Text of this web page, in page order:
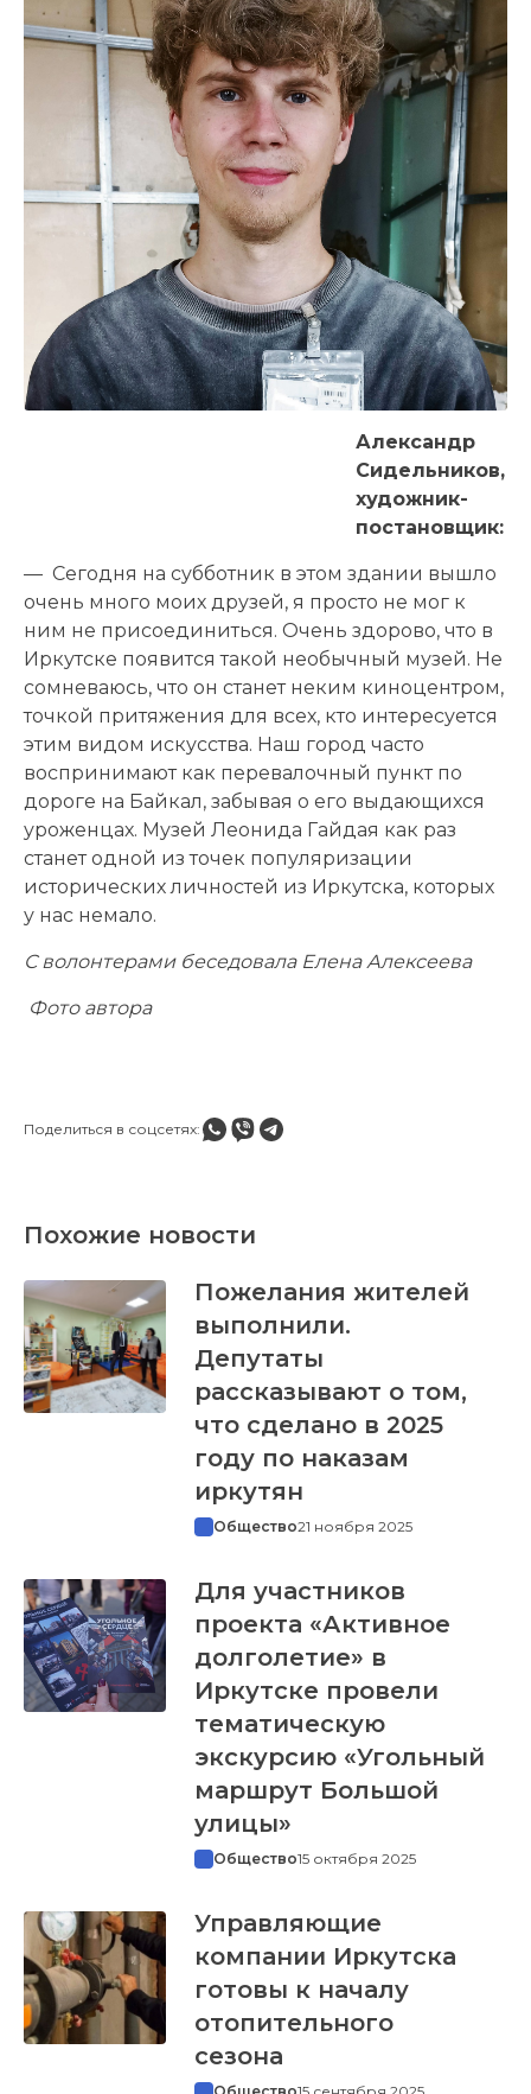
Александр
Сидельников,
художник-
постановщик:
— Сегодня на субботник в этом здании вышло
очень много моих друзей, я просто не мог к
ним не присоединиться. Очень здорово, что в
Иркутске появится такой необычный музей. Не
сомневаюсь, что он станет неким киноцентром,
точкой притяжения для всех, кто интересуется
этим видом искусства. Наш город часто
воспринимают как перевалочный пункт по
дороге на Байкал, забывая о его выдающихся
уроженцах. Музей Леонида Гайдая как раз
станет одной из точек популяризации
исторических личностей из Иркутска, которых
у нас немало.
С волонтерами беседовала Елена Алексеева
Фото автора
Поделиться в соцсетях:
Похожие новости
Пожелания жителей
выполнили.
Депутаты
рассказывают о том,
что сделано в 2025
году по наказам
иркутян
Общество21 ноября 2025
Для участников
проекта «Активное
долголетие» в
Иркутске провели
тематическую
экскурсию «Угольный
маршрут Большой
улицы»
Общество15 октября 2025
Управляющие
компании Иркутска
готовы к началу
отопительного
сезона